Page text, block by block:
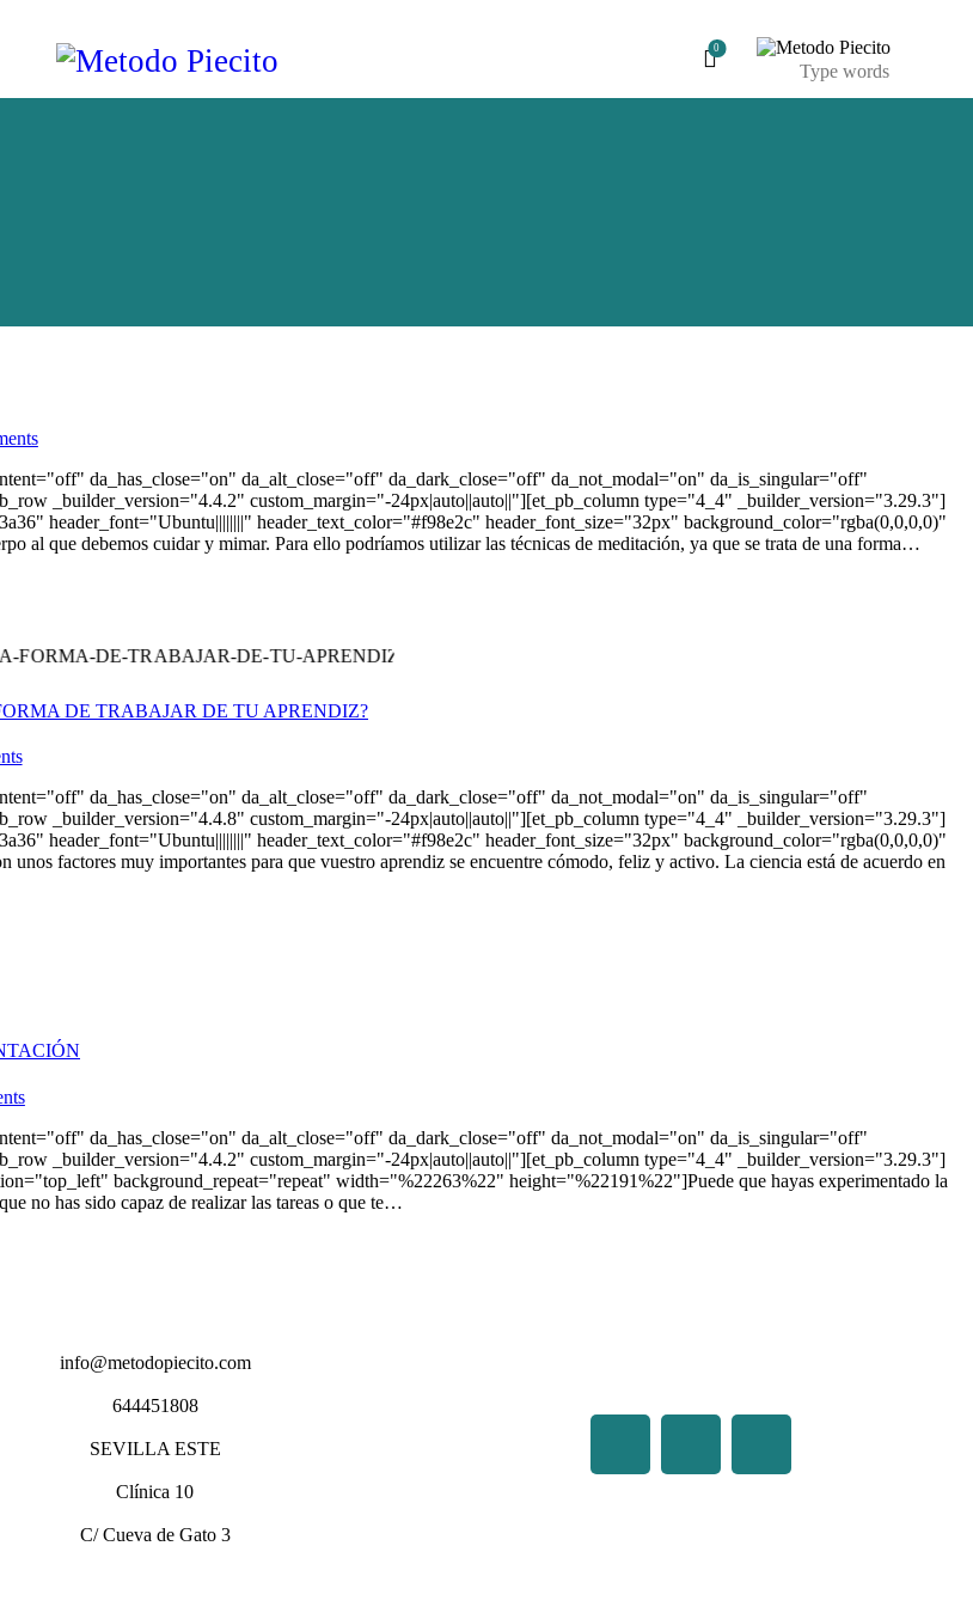
0
da_has_close="on" da_alt_close="off" da_dark_close="off" da_not_modal="on" da_is_singular="off"
_builder_version="4.4.2" custom_margin="-24px|auto||auto||"][et_pb_column type="4_4" _builder_version="3.29.3"]
header_font="Ubuntu||||||||" header_text_color="#f98e2c" header_font_size="32px" background_color="rgba(0,0,0,0)"
al que debemos cuidar y mimar. Para ello podríamos utilizar las técnicas de meditación, ya que se trata de una forma…
DE TRABAJAR DE TU APRENDIZ?
da_has_close="on" da_alt_close="off" da_dark_close="off" da_not_modal="on" da_is_singular="off"
_builder_version="4.4.8" custom_margin="-24px|auto||auto||"][et_pb_column type="4_4" _builder_version="3.29.3"]
header_font="Ubuntu||||||||" header_text_color="#f98e2c" header_font_size="32px" background_color="rgba(0,0,0,0)"
factores muy importantes para que vuestro aprendiz se encuentre cómodo, feliz y activo. La ciencia está de acuerdo en
da_has_close="on" da_alt_close="off" da_dark_close="off" da_not_modal="on" da_is_singular="off"
_builder_version="4.4.2" custom_margin="-24px|auto||auto||"][et_pb_column type="4_4" _builder_version="3.29.3"]
background_repeat="repeat" width="%22263%22" height="%22191%22"]Puede que hayas experimentado la
no has sido capaz de realizar las tareas o que te…
info@metodopiecito.com
644451808
SEVILLA ESTE
Clínica 10
C/ Cueva de Gato 3